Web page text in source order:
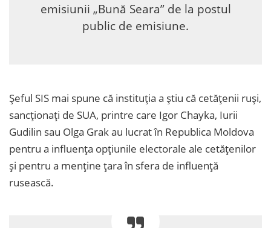
emisiunii „Bună Seara” de la postul
public de emisiune.
Șeful SIS mai spune că instituția a știu că cetățenii ruși,
sancționați de SUA, printre care Igor Chayka, Iurii
Gudilin sau Olga Grak au lucrat în Republica Moldova
pentru a influența opțiunile electorale ale cetățenilor
și pentru a menține țara în sfera de influență
rusească.